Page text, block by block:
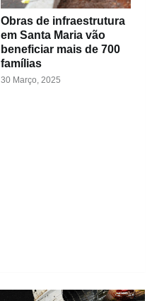
Obras de infraestrutura
em Santa Maria vão
beneficiar mais de 700
famílias
30 Março, 2025